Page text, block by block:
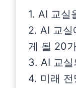
1. AI 교실
2. AI 교실
게 될 20
3. AI 교실
4. 미래